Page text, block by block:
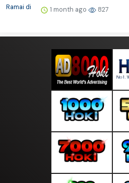
1 month ago 827